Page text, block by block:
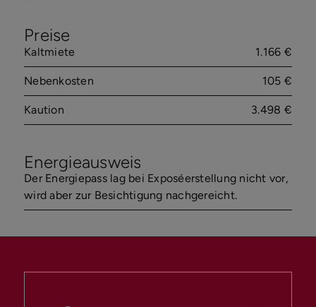
Preise
Kaltmiete 1.166 €
Nebenkosten 105 €
Kaution 3.498 €
Energieausweis
Der Energiepass lag bei Exposéerstellung nicht vor,
wird aber zur Besichtigung nachgereicht.